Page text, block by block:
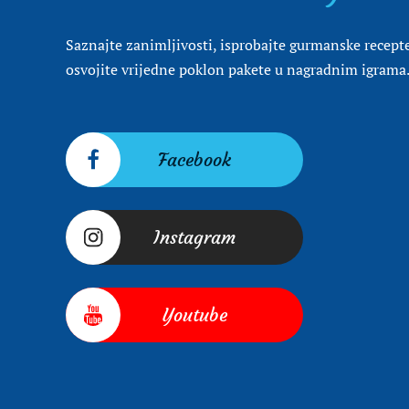
Saznajte zanimljivosti, isprobajte gurmanske
osvojite vrijedne poklon pakete u nagradnim igrama.
Facebook
Instagram
Youtube